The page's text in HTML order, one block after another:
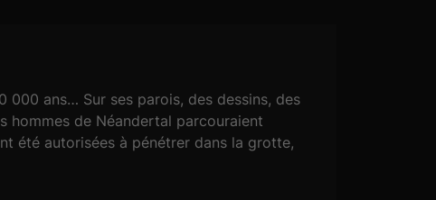
000 ans… Sur ses parois, des dessins, des
hommes de Néandertal parcouraient
été autorisées à pénétrer dans la grotte,
que Werner Herzog obtienne l’autorisation